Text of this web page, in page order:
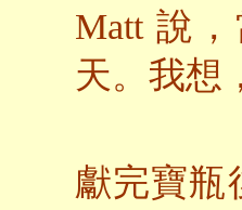
Matt 說
天。我想
獻完寶瓶